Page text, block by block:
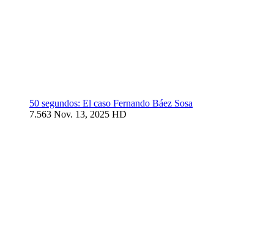
50 segundos: El caso Fernando Báez Sosa
7.563 Nov. 13, 2025 HD